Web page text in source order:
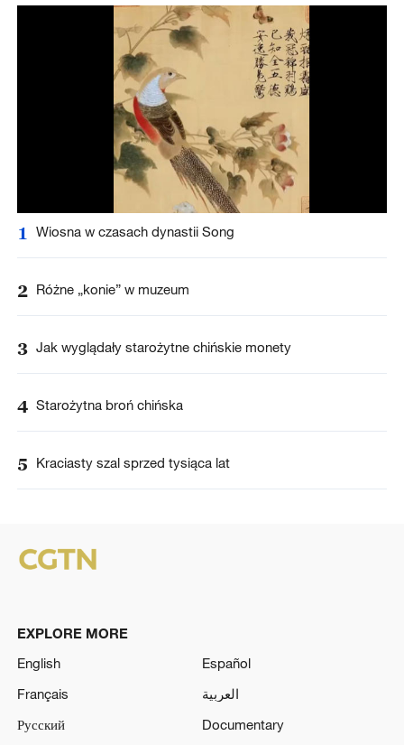
1 Wiosna w czasach dynastii Song
2 Różne „konie” w muzeum
3 Jak wyglądały starożytne chińskie monety
4 Starożytna broń chińska
5 Kraciasty szal sprzed tysiąca lat
EXPLORE MORE
English
Español
Français
العربية
Русский
Documentary